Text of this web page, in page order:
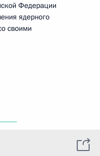
Федерации
ядерного
своими